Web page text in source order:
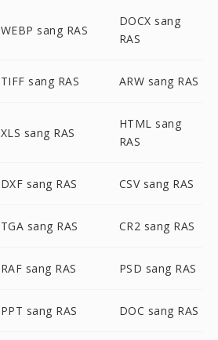
WEBP sang RAS
DOCX sang
RAS
TIFF sang RAS ARW sang RAS
XLS sang RAS
HTML sang
RAS
DXF sang RAS CSV sang RAS
TGA sang RAS CR2 sang RAS
RAF sang RAS PSD sang RAS
PPT sang RAS DOC sang RAS